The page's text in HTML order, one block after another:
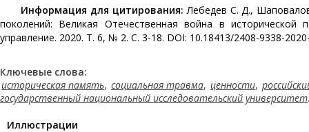
Информация для цитирования: Лебедев С. Д.,
поколений: Великая Отечественная война в
управление. 2020. Т. 6, № 2. С. 3-18. DOI: 10.18413/2408-9338-
Ключевые слова:
историческая память, социальная травма, ценности,
государственный национальный исследовательский университет.
Иллюстрации